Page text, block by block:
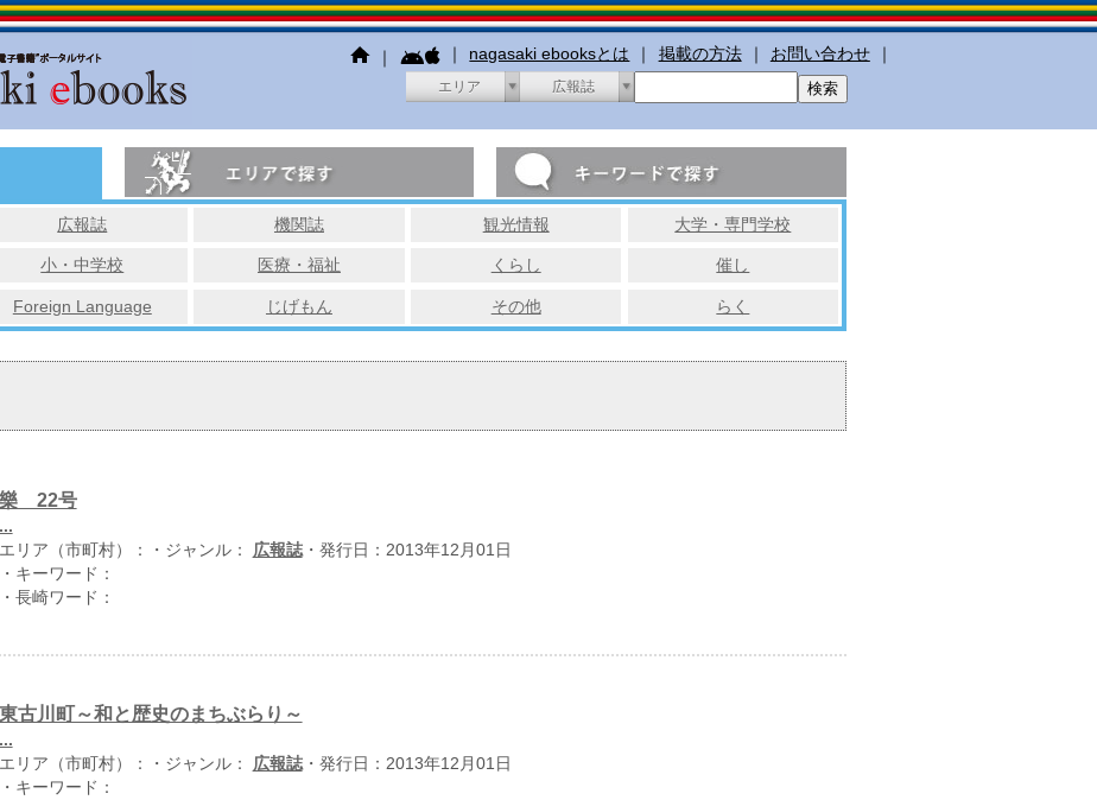
｜ ｜ nagasaki ebooksとは ｜ 掲載の方法 ｜ お問い合わせ ｜
エリア 広報誌
広報誌 機関誌 観光情報 大学・専門学校
小・中学校 医療・福祉 くらし 催し
Foreign Language じげもん その他 らく
樂 22号
...
エリア（市町村）：
・ジャンル： 広報誌・発行日：2013年12月01日
・キーワード：
・長崎ワード：
東古川町～和と歴史のまちぶらり～
...
エリア（市町村）：
・ジャンル： 広報誌・発行日：2013年12月01日
・キーワード：